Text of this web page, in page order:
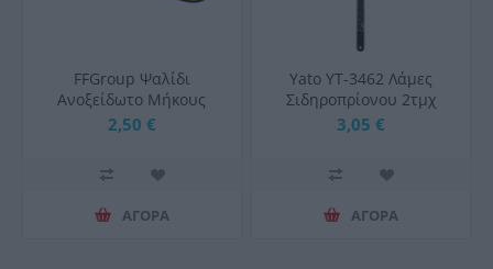
FFGroup Ψαλίδι
Ανοξείδωτο Μήκους
240mm
2,50 €
ΑΓΟΡΑ
Yato YT-3462 Λάμες
Σιδηροπρίονου 2τμχ
3,05 €
ΑΓΟΡΑ